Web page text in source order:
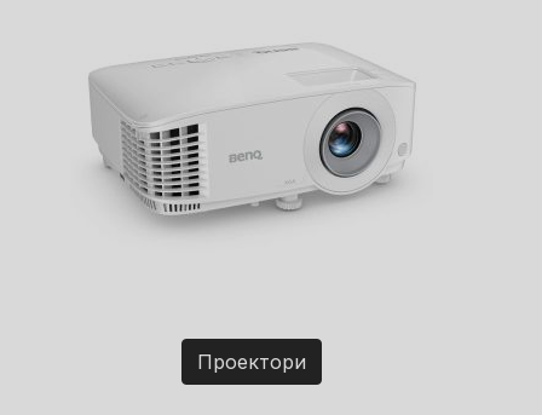
Проектори